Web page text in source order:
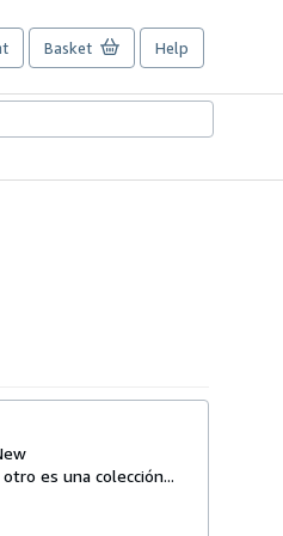
Basket Help
es una colección...